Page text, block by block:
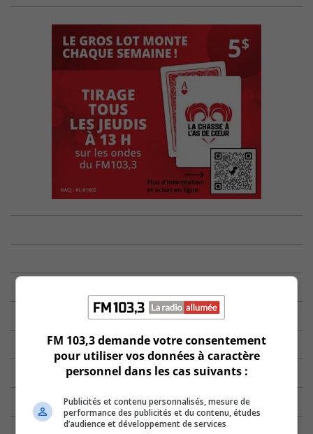
FM 103,3 demande votre consentement
pour utiliser vos données à caractère
personnel dans les cas suivants :
Publicités et contenu personnalisés, mesure de
performance des publicités et du contenu, études
d’audience et développement de services